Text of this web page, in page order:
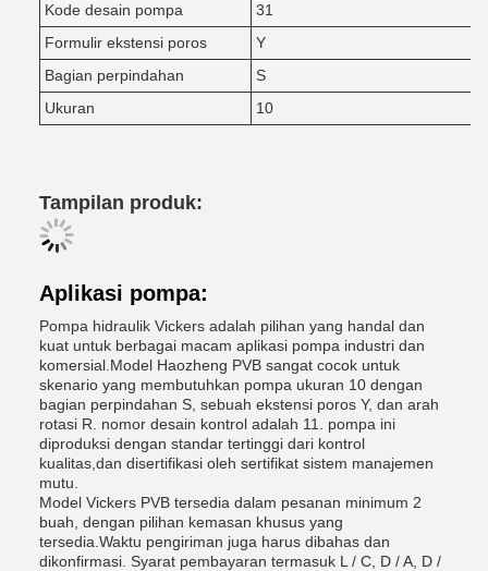
Kode desain pompa
31
Formulir ekstensi poros
Y
Bagian perpindahan
S
Ukuran
10
Tampilan produk:
Aplikasi pompa:
Pompa hidraulik Vickers adalah pilihan yang handal dan
kuat untuk berbagai macam aplikasi pompa industri dan
komersial.Model Haozheng PVB sangat cocok untuk
skenario yang membutuhkan pompa ukuran 10 dengan
bagian perpindahan S, sebuah ekstensi poros Y, dan arah
rotasi R. nomor desain kontrol adalah 11. pompa ini
diproduksi dengan standar tertinggi dari kontrol
kualitas,dan disertifikasi oleh sertifikat sistem manajemen
mutu.
Model Vickers PVB tersedia dalam pesanan minimum 2
buah, dengan pilihan kemasan khusus yang
tersedia.Waktu pengiriman juga harus dibahas dan
dikonfirmasi. Syarat pembayaran termasuk L / C, D / A, D /